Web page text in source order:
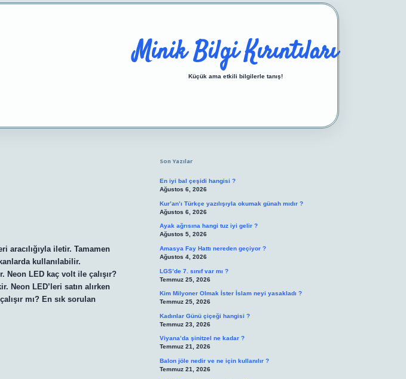
Minik Bilgi Kırıntıları
Küçük ama etkili bilgilerle tanış!
aracılığıyla iletir. Tamamen
kullanılabilir.
LED kaç volt ile çalışır?
Neon LED’leri satın alırken
mı? En sık sorulan
Son Yazılar
En iyi bal çeşidi hangisi ?
Ağustos 6, 2026
Kur’an’ı Türkçe yazılışıyla okumak günah mıdır ?
Ağustos 6, 2026
Ayak ağrısına hangi tuz iyi gelir ?
Ağustos 5, 2026
Amasya Fay Hattı nereden geçiyor ?
Ağustos 4, 2026
LGS’de 7. sınıf var mı ?
Temmuz 25, 2026
Kim Milyoner Olmak İster İslam neyi yasakladı ?
Temmuz 25, 2026
Kadınlar Günü çiçeği hangisi ?
Temmuz 23, 2026
Viyana’da şinitzel ne kadar ?
Temmuz 21, 2026
Balon jöle nedir ve ne için kullanılır ?
Temmuz 21, 2026